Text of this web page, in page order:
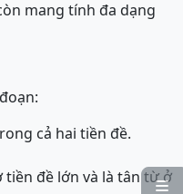

mang tính đa dạng
cả hai tiền đề.
tiền đề lớn và là tân từ ở